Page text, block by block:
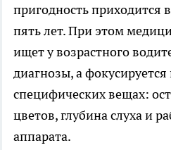
пригодность
пять лет. При этом
ищет у возрастного
диагнозы, а фокусируется
специфических вещах:
цветов, глубина слуха и
аппарата.